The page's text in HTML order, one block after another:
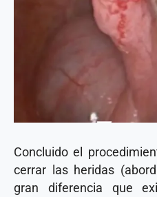
Concluido el
cerrar las heridas
gran diferencia que